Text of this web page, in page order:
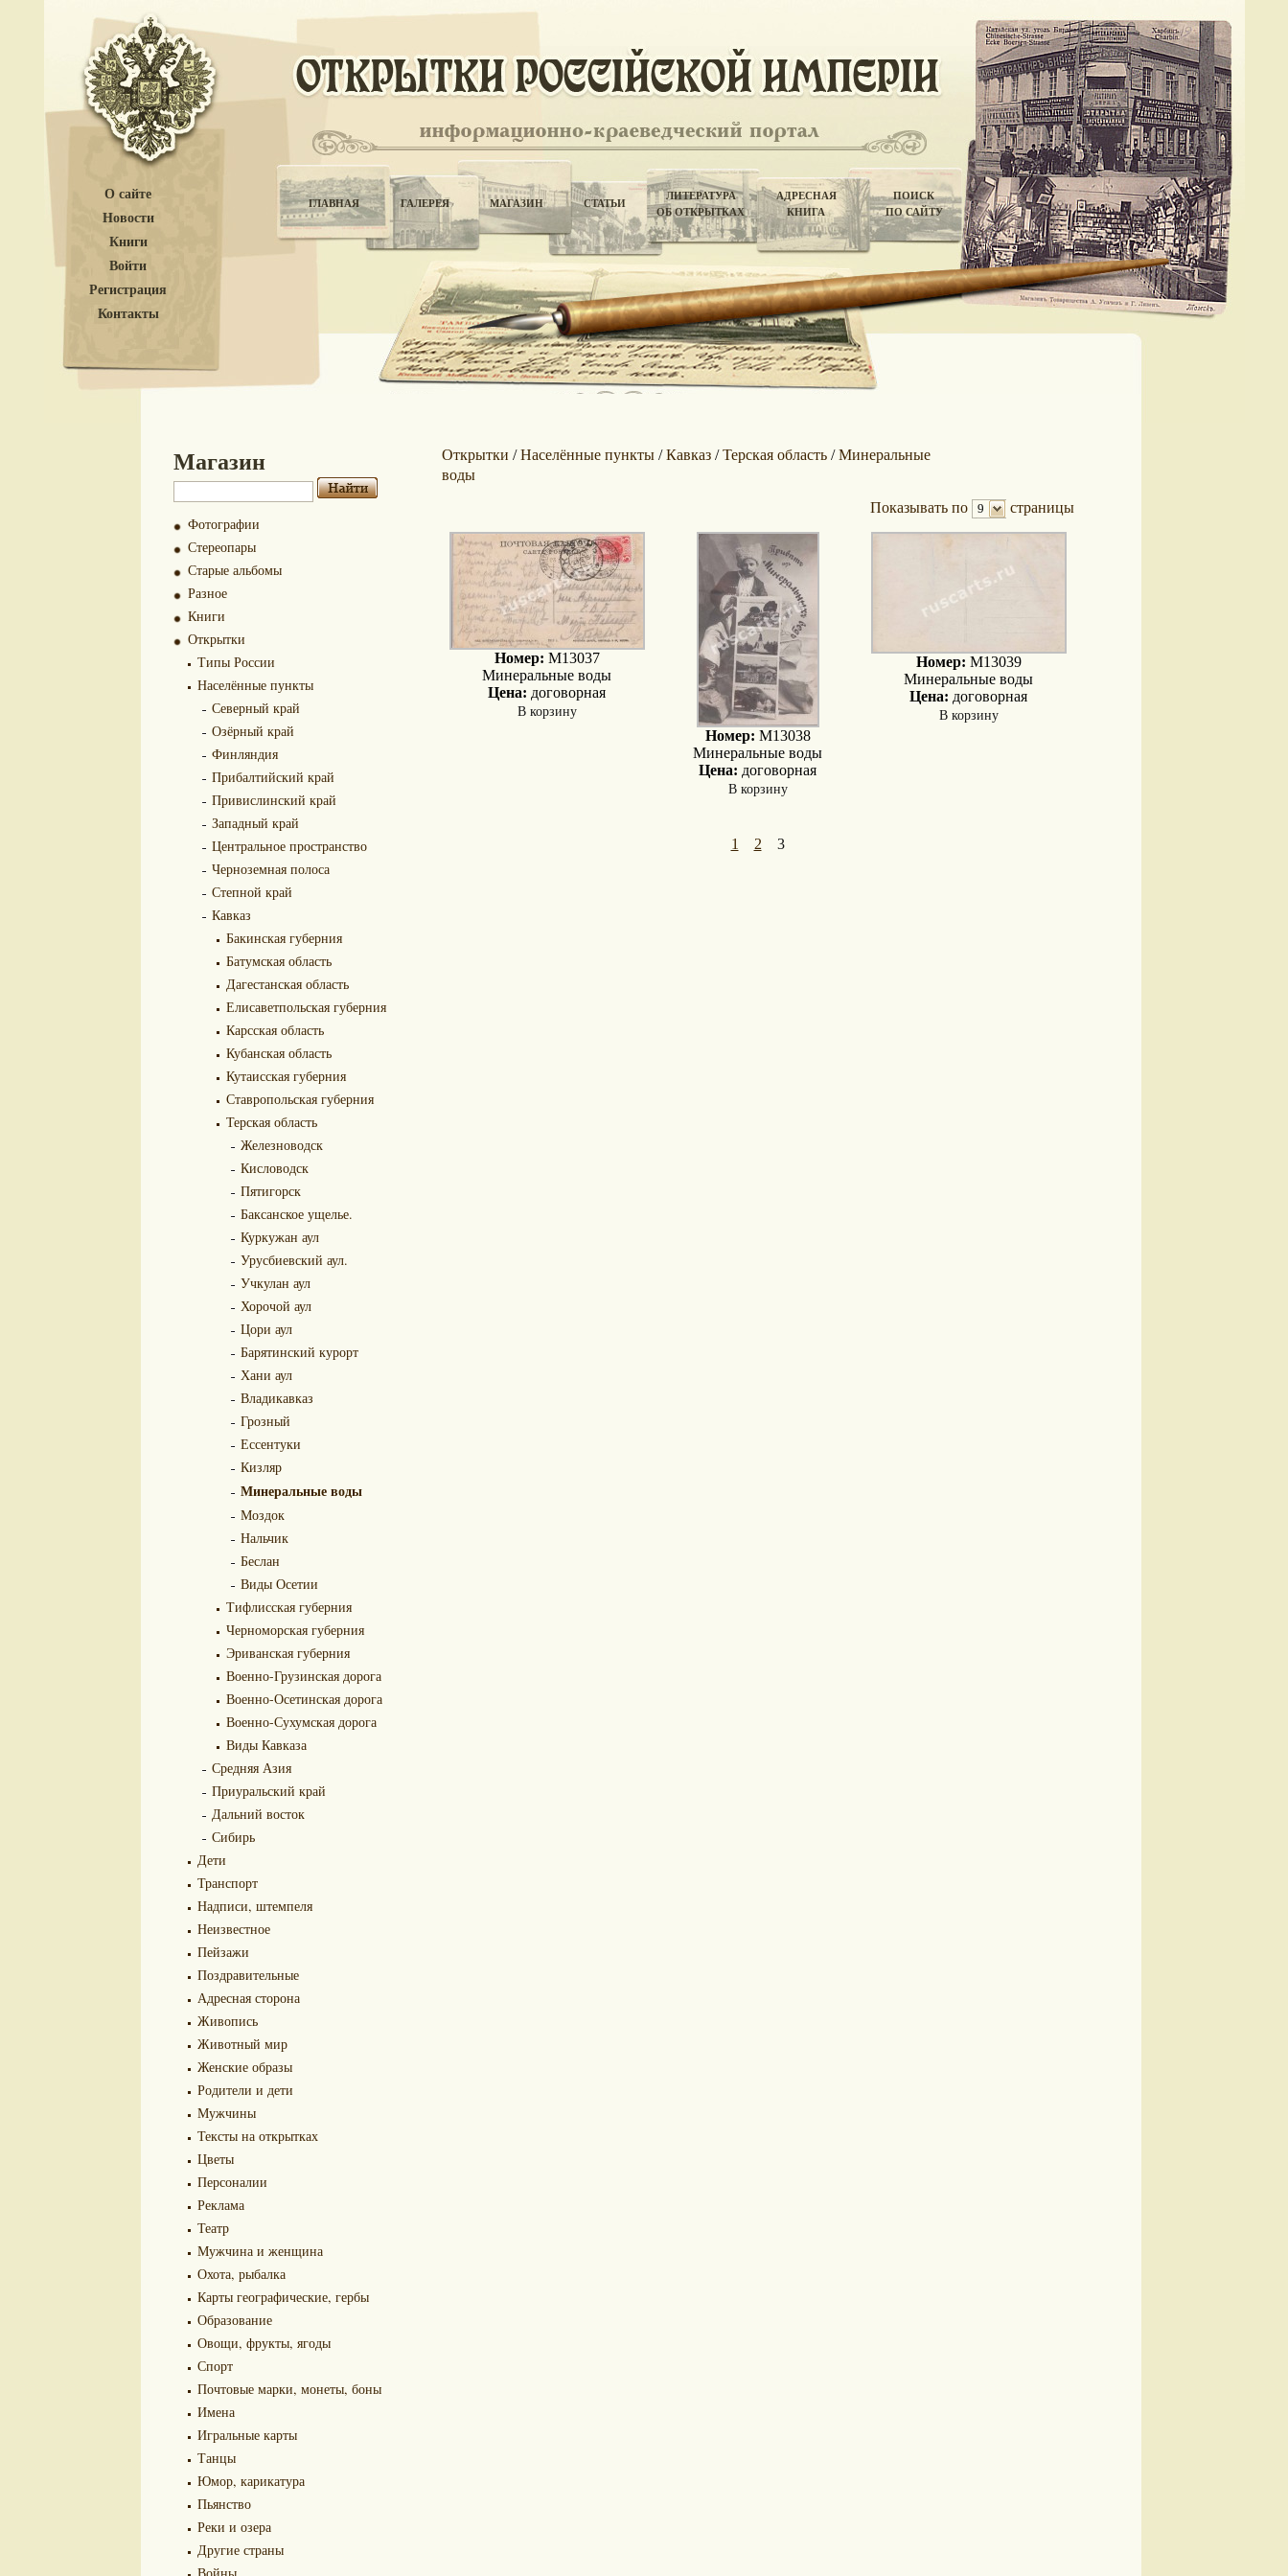
О сайте
Новости
Книги
Войти
Регистрация
Контакты
ГЛАВНАЯ ГАЛЕРЕЯ МАГАЗИН СТАТЬИ
ЛИТЕРАТУРА
ОБ ОТКРЫТКАХ
АДРЕСНАЯ
КНИГА
ПОИСК
ПО САЙТУ
Магазин
Фотографии
Стереопары
Старые альбомы
Разное
Книги
Открытки
Типы России
Населённые пункты
Северный край
Озёрный край
Финляндия
Прибалтийский край
Привислинский край
Западный край
Центральное пространство
Черноземная полоса
Степной край
Кавказ
Бакинская губерния
Батумская область
Дагестанская область
Елисаветпольская губерния
Карсская область
Кубанская область
Кутаисская губерния
Ставропольская губерния
Терская область
Железноводск
Кисловодск
Пятигорск
Баксанское ущелье.
Куркужан аул
Урусбиевский аул.
Учкулан аул
Хорочой аул
Цори аул
Барятинский курорт
Хани аул
Владикавказ
Грозный
Ессентуки
Кизляр
Минеральные воды
Моздок
Нальчик
Беслан
Виды Осетии
Тифлисская губерния
Черноморская губерния
Эриванская губерния
Военно-Грузинская дорога
Военно-Осетинская дорога
Военно-Сухумская дорога
Виды Кавказа
Средняя Азия
Приуральский край
Дальний восток
Сибирь
Дети
Транспорт
Надписи, штемпеля
Неизвестное
Пейзажи
Поздравительные
Адресная сторона
Живопись
Животный мир
Женские образы
Родители и дети
Мужчины
Тексты на открытках
Цветы
Персоналии
Реклама
Театр
Мужчина и женщина
Охота, рыбалка
Карты географические, гербы
Образование
Овощи, фрукты, ягоды
Спорт
Почтовые марки, монеты, боны
Имена
Игральные карты
Танцы
Юмор, карикатура
Пьянство
Реки и озера
Другие страны
Открытки /Населённые пункты/Кавказ/Терская область/Минеральные
воды
Показывать по 9 страницы
Номер: M13037
Минеральные воды
Цена: договорная
В корзину
Номер: M13038
Минеральные воды
Цена: договорная
В корзину
Номер: M13039
Минеральные воды
Цена: договорная
В корзину
1 2 3